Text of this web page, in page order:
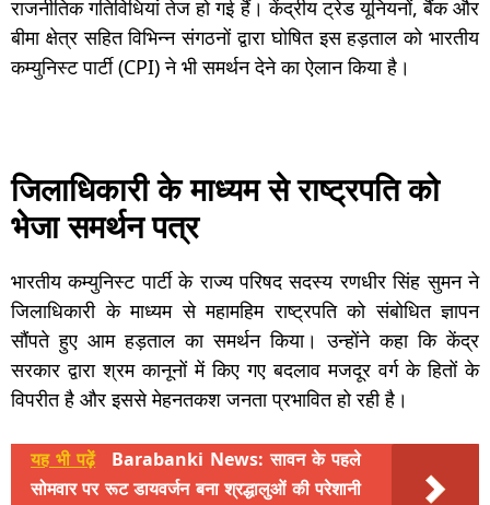
राजनीतिक गतिविधियां तेज हो गई हैं। केंद्रीय ट्रेड यूनियनों, बैंक और
बीमा क्षेत्र सहित विभिन्न संगठनों द्वारा घोषित इस हड़ताल को भारतीय
कम्युनिस्ट पार्टी (CPI) ने भी समर्थन देने का ऐलान किया है।
जिलाधिकारी के माध्यम से राष्ट्रपति को
भेजा समर्थन पत्र
भारतीय कम्युनिस्ट पार्टी के राज्य परिषद सदस्य रणधीर सिंह सुमन ने
जिलाधिकारी के माध्यम से महामहिम राष्ट्रपति को संबोधित ज्ञापन
सौंपते हुए आम हड़ताल का समर्थन किया। उन्होंने कहा कि केंद्र
सरकार द्वारा श्रम कानूनों में किए गए बदलाव मजदूर वर्ग के हितों के
विपरीत है और इससे मेहनतकश जनता प्रभावित हो रही है।
यह भी पढ़ें
Barabanki News: सावन के पहले
सोमवार पर रूट डायवर्जन बना श्रद्धालुओं की परेशानी